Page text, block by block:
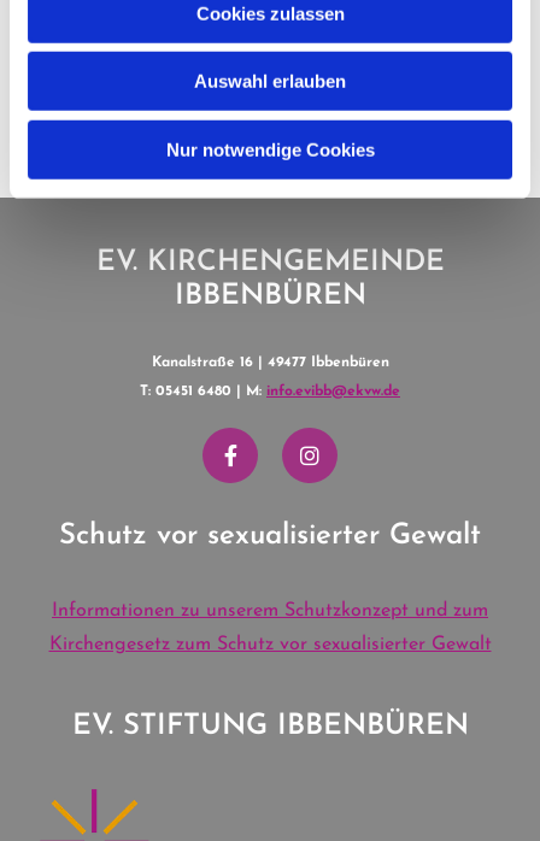
Cookies zulassen
Auswahl erlauben
Nur notwendige Cookies
EV. KIRCHENGEMEINDE
IBBENBÜREN
Kanalstraße 16 | 49477 Ibbenbüren
T: 05451 6480 | M: info.evibb@ekvw.de
Schutz vor sexualisierter Gewalt
Informationen zu unserem Schutzkonzept und zum
Kirchengesetz zum Schutz vor sexualisierter Gewalt
EV. STIFTUNG IBBENBÜREN